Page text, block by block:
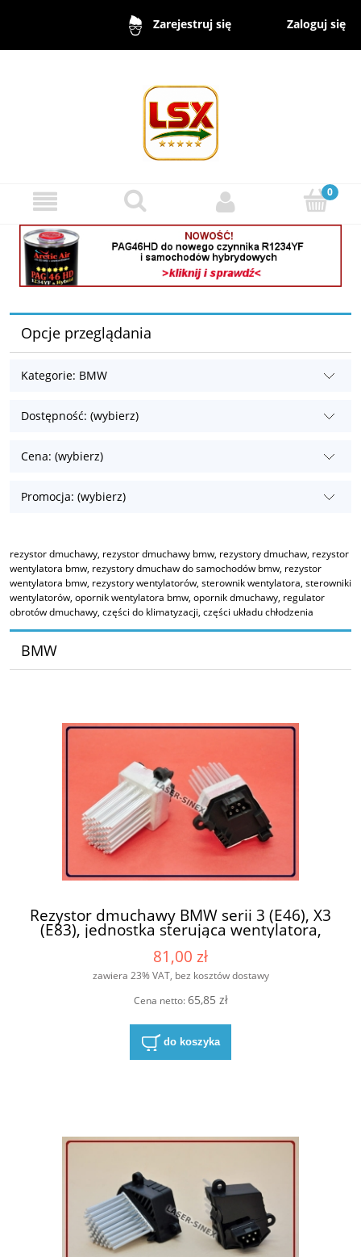
Zarejestruj się Zaloguj się
Opcje przeglądania
Kategorie: BMW
Dostępność: (wybierz)
Cena: (wybierz)
Promocja: (wybierz)
rezystor dmuchawy, rezystor dmuchawy bmw, rezystory dmuchaw, rezystor
wentylatora bmw, rezystory dmuchaw do samochodów bmw, rezystor
wentylatora bmw, rezystory wentylatorów, sterownik wentylatora, sterowniki
wentylatorów, opornik wentylatora bmw, opornik dmuchawy, regulator
obrotów dmuchawy, części do klimatyzacji, części układu chłodzenia
BMW
Rezystor dmuchawy BMW serii 3 (E46), X3
(E83), jednostka sterująca wentylatora,
części do klimatyzacji samochodowej RW-
011
81,00 zł
zawiera 23% VAT, bez kosztów dostawy
Cena netto:65,85 zł
do koszyka